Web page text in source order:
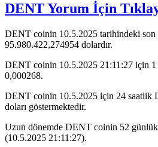
DENT Yorum İçin
DENT coinin 10.5.2025 tarihindeki son
95.980.422,274954 dolardır.
DENT coinin 10.5.2025 21:11:27 için 1
0,000268.
DENT coinin 10.5.2025 için 24 saatlik
doları göstermektedir.
Uzun dönemde DENT coinin 52
(10.5.2025 21:11:27).